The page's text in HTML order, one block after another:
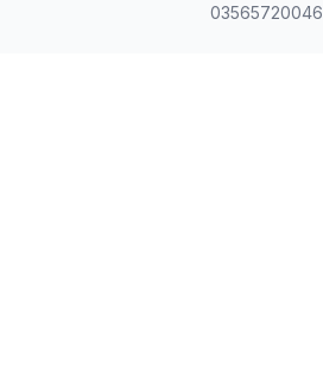
03565720046